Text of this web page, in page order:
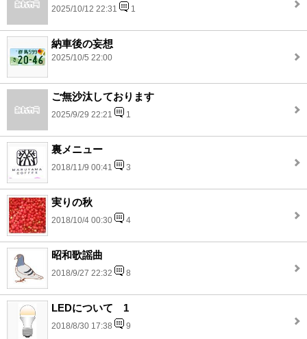
2025/10/12 22:31 1
納車後の妄想
2025/10/5 22:00
ご無沙汰しております
2025/9/29 22:21 1
裏メニュー
2018/11/9 00:41 3
実りの秋
2018/10/4 00:30 4
昭和歌謡曲
2018/9/27 22:32 8
LEDについて 1
2018/8/30 17:38 9